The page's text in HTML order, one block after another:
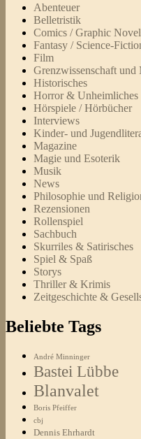
Abenteuer
Belletristik
Comics / Graphic
Fantasy / Science-
Film
Grenzwissenschaft und
Historisches
Horror & Unheimliches
Hörspiele / Hörbücher
Interviews
Kinder- und
Magazine
Magie und Esoterik
Musik
News
Philosophie und
Rezensionen
Rollenspiel
Sachbuch
Skurriles & Satirisches
Spiel & Spaß
Storys
Thriller & Krimis
Zeitgeschichte &
Beliebte Tags
André Minninger
Bastei Lübbe
Blanvalet
Boris Pfeiffer
cbj
Dennis Ehrhardt